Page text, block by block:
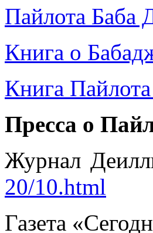
Пайлота Баба
Книга о
Книга
Пресса о
Журнал
20/10.html
Газета